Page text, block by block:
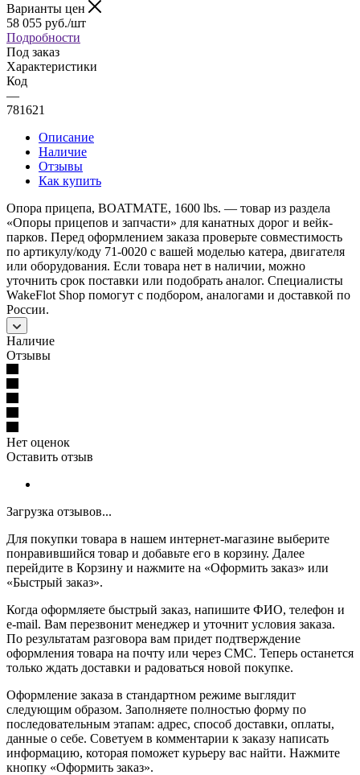
Варианты цен
58 055 руб./шт
Подробности
Под заказ
Характеристики
Код
—
781621
Описание
Наличие
Отзывы
Как купить
Опора прицепа, BOATMATE, 1600 lbs. — товар из раздела
«Опоры прицепов и запчасти» для канатных дорог и вейк-
парков. Перед оформлением заказа проверьте совместимость
по артикулу/коду 71-0020 с вашей моделью катера, двигателя
или оборудования. Если товара нет в наличии, можно
уточнить срок поставки или подобрать аналог. Специалисты
WakeFlot Shop помогут с подбором, аналогами и доставкой по
России.
Наличие
Отзывы
Нет оценок
Оставить отзыв
Загрузка отзывов...
Для покупки товара в нашем интернет-магазине выберите
понравившийся товар и добавьте его в корзину. Далее
перейдите в Корзину и нажмите на «Оформить заказ» или
«Быстрый заказ».
Когда оформляете быстрый заказ, напишите ФИО, телефон и
e-mail. Вам перезвонит менеджер и уточнит условия заказа.
По результатам разговора вам придет подтверждение
оформления товара на почту или через СМС. Теперь останется
только ждать доставки и радоваться новой покупке.
Оформление заказа в стандартном режиме выглядит
следующим образом. Заполняете полностью форму по
последовательным этапам: адрес, способ доставки, оплаты,
данные о себе. Советуем в комментарии к заказу написать
информацию, которая поможет курьеру вас найти. Нажмите
кнопку «Оформить заказ».